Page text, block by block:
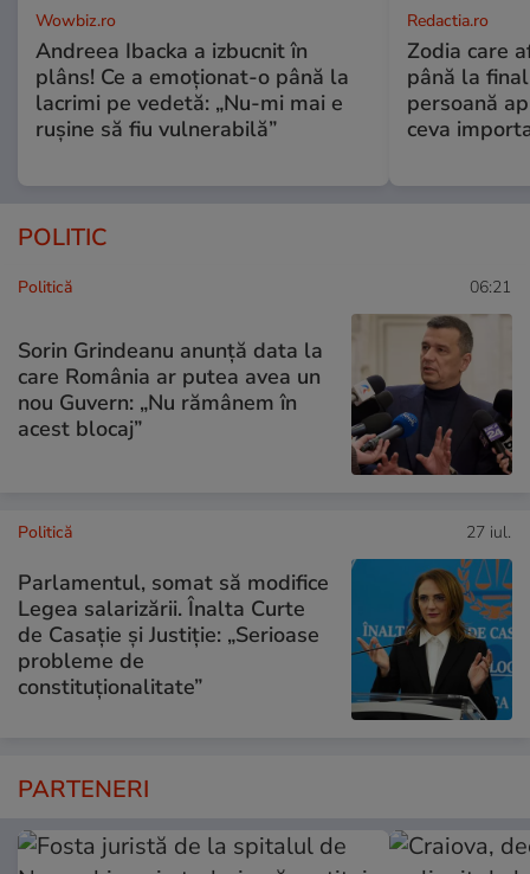
Wowbiz.ro
Andreea Ibacka a izbucnit în
plâns! Ce a emoționat-o până la
lacrimi pe vedetă: „Nu-mi mai e
rușine să fiu vulnerabilă”
Redactia.ro
Zodia care
până la
persoană
ceva
POLITIC
Politică 06:21
Sorin Grindeanu anunță data la
care România ar putea avea un
nou Guvern: „Nu rămânem în
acest blocaj”
Politică 27 iul.
Parlamentul, somat să modifice
Legea salarizării. Înalta Curte
de Casație și Justiție: „Serioase
probleme de
constituționalitate”
PARTENERI